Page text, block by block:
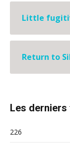
Little
Return to
Les
226